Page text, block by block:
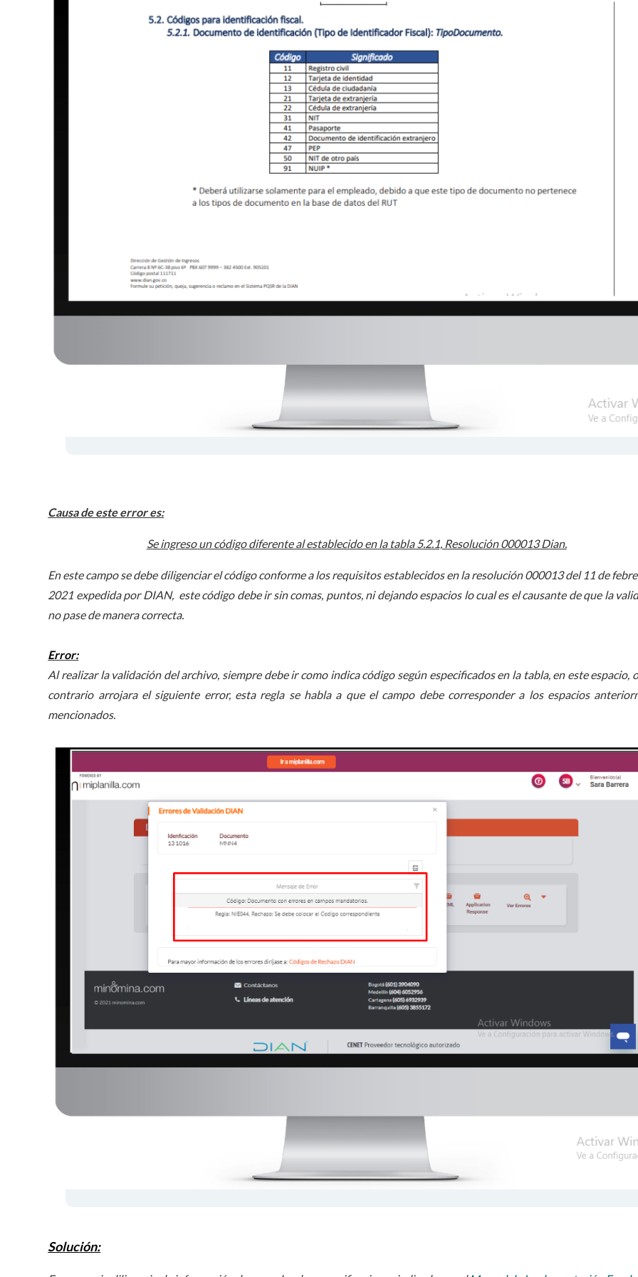
Causa de este error es:
Se ingreso un código diferente al establecido en la tabla 5.2.1, Resolución 000013 Dian.
En este campo se debe diligenciar el código conforme a los requisitos establecidos en la resolución 000013 del 11 de
2021 expedida por DIAN, este código debe ir sin comas, puntos, ni dejando espacios lo cual es el causante de que la
no pase de manera correcta.
Error:
Al realizar la validación del archivo, siempre debe ir como indica código según especificados en la tabla, en este espacio,
contrario arrojara el siguiente error, esta regla se habla a que el campo debe corresponder a los espacios
mencionados.
Solución: